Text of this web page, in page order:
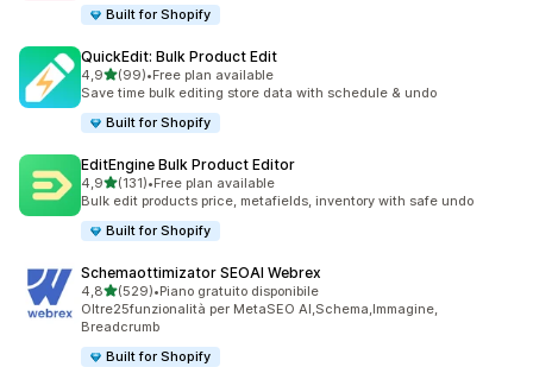
Built for Shopify
QuickEdit: Bulk Product Edit
4,9stelle su 5
(99)
99 recensioni totali
•Free plan available
Save time bulk editing store data with schedule & undo
Built for Shopify
EditEngine Bulk Product Editor
4,9stelle su 5
(131)
131 recensioni totali
•Free plan available
Bulk edit products price, metafields, inventory with safe undo
Built for Shopify
Schemaottimizator SEOAI Webrex
4,8stelle su 5
(529)
529 recensioni totali
•Piano gratuito disponibile
Oltre25funzionalità per MetaSEO AI,Schema,Immagine,
Breadcrumb
Built for Shopify